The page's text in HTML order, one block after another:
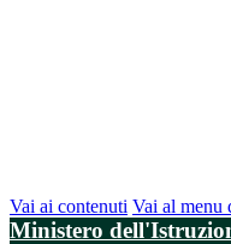
Vai ai contenuti Vai al menu
Ministero